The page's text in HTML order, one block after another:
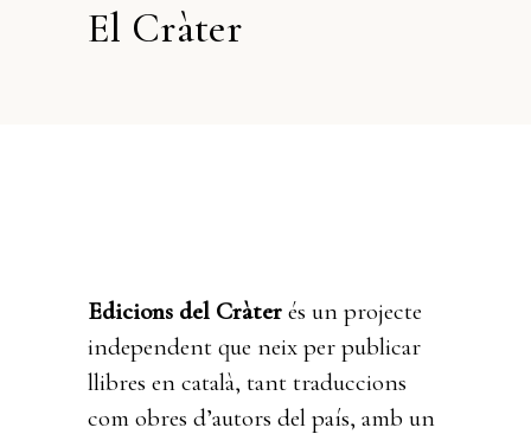
El Cràter
Edicions del Cràter és un projecte
independent que neix per publicar
llibres en català, tant traduccions
com obres d’autors del país, amb un